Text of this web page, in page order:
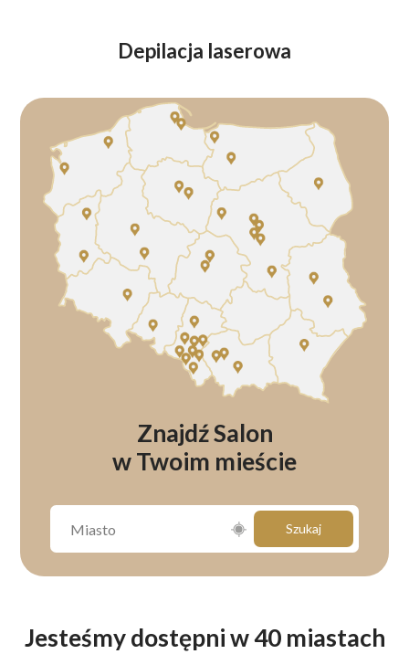
Depilacja laserowa
Znajdź Salon
w Twoim mieście
Szukaj
Jesteśmy dostępni w 40 miastach